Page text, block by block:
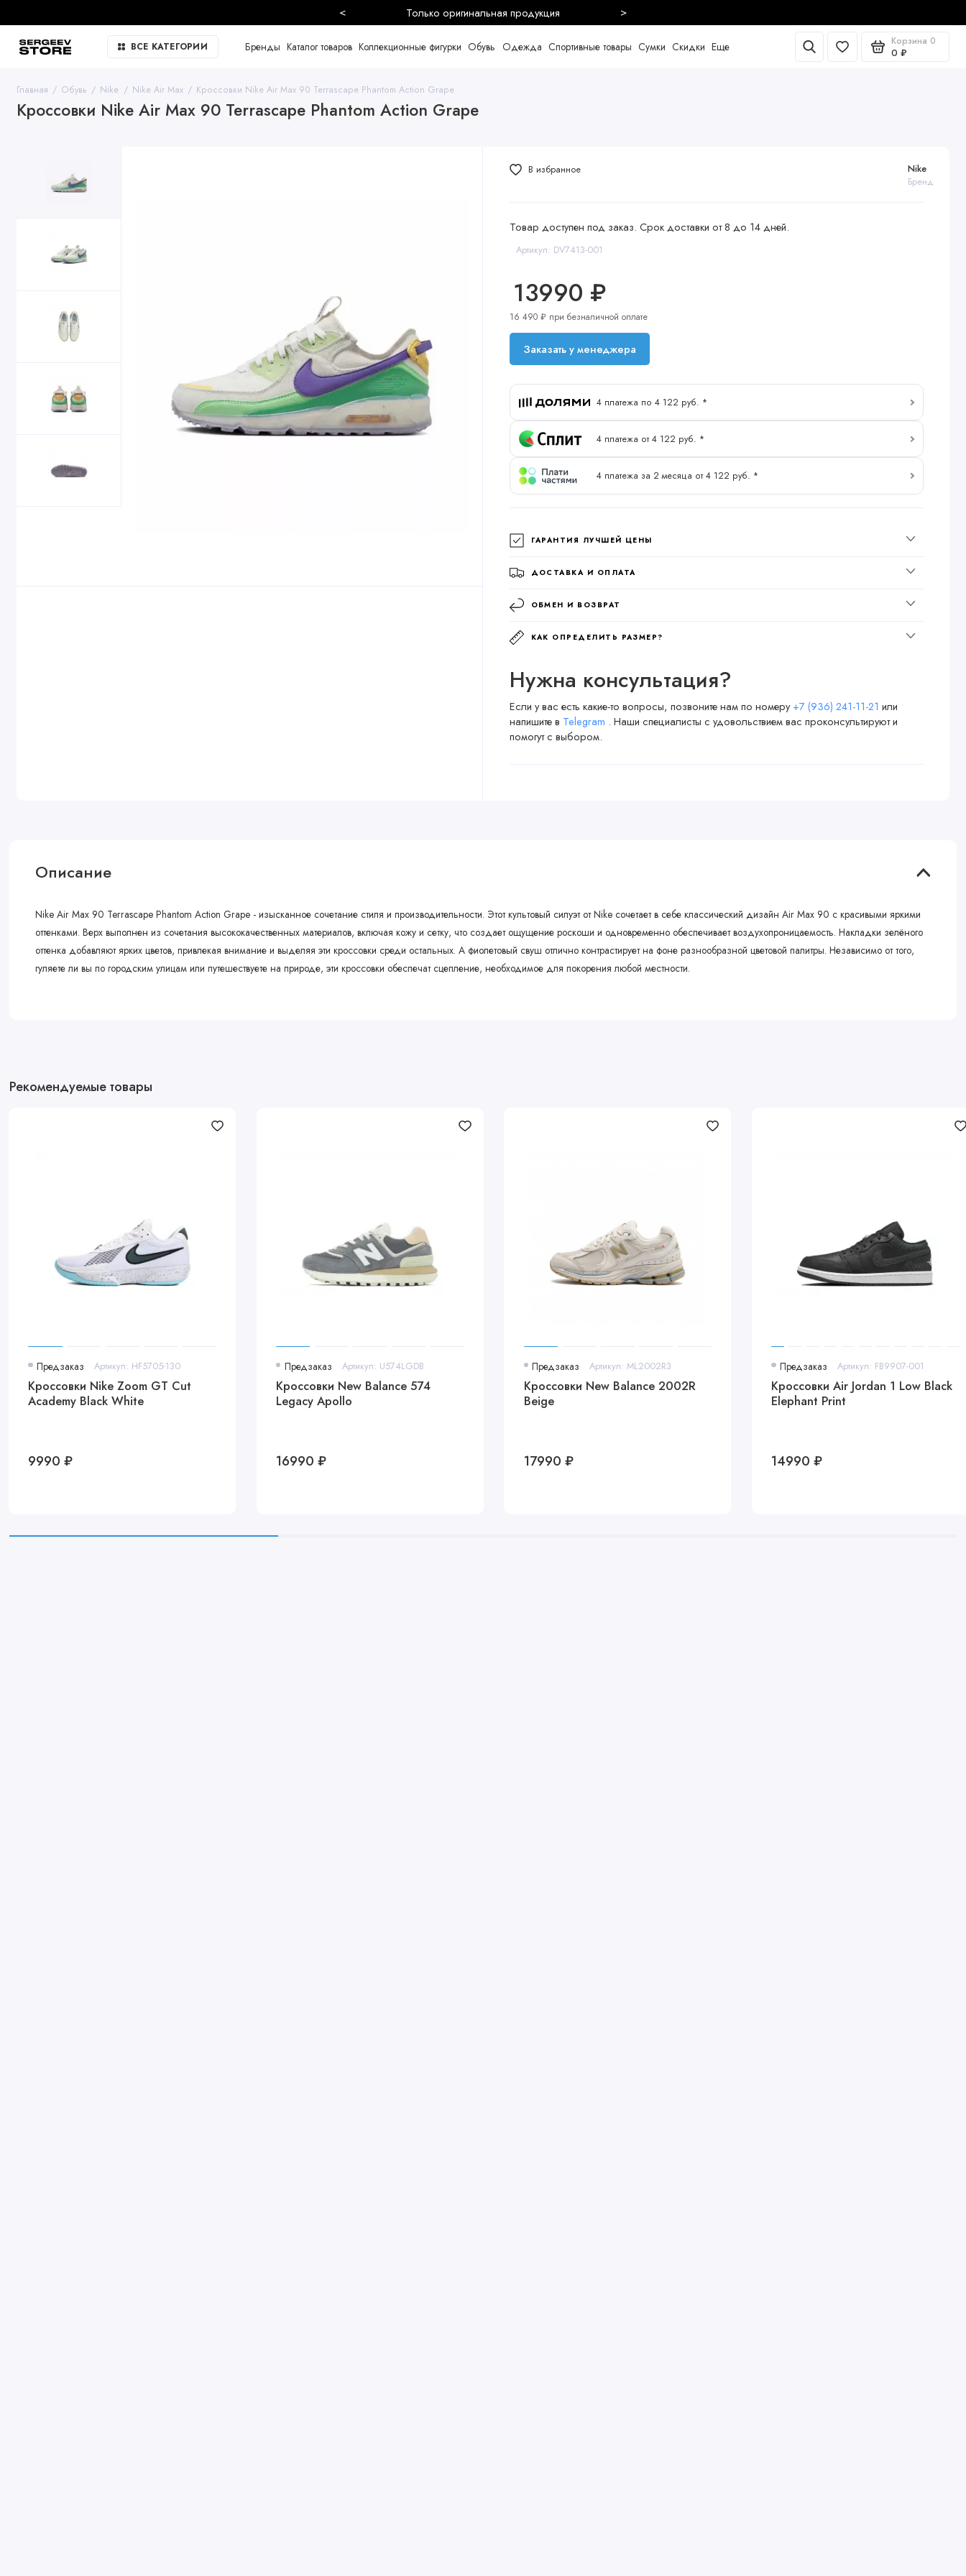
Безопасная и быстрая доставка
< >
ВСЕ КАТЕГОРИИ Бренды Каталог товаров Коллекционные фигурки Обувь Одежда Спортивные товары Сумки Скидки Еще Корзина 0
0 ₽
Главная Обувь Nike Nike Air Max Кроссовки Nike Air Max 90 Terrascape Phantom Action Grape
Кроссовки Nike Air Max 90 Terrascape Phantom Action Grape
Товар доступен под заказ. Срок доставки от 8 до 14 дней.
Артикул: DV7413-001
Nike
Бренд
13990 ₽
16 490 ₽ при безналичной оплате
Заказать у менеджера
4 платежа по 4 122 руб. *
4 платежа от 4 122 руб. *
4 платежа за 2 месяца от 4 122 руб. *
В избранное
ГАРАНТИЯ ЛУЧШЕЙ ЦЕНЫ
ДОСТАВКА И ОПЛАТА
ОБМЕН И ВОЗВРАТ
КАК ОПРЕДЕЛИТЬ РАЗМЕР?
Нужна консультация?
Если у вас есть какие-то вопросы, позвоните нам по номеру+7 (936) 241-11-21 или
напишите в Telegram . Наши специалисты с удовольствием вас проконсультируют и
помогут с выбором.
Описание
Nike Air Max 90 Terrascape Phantom Action Grape - изысканное сочетание стиля и производительности. Этот культовый силуэт от Nike сочетает в себе классический дизайн Air Max 90 с красивыми яркими
оттенками. Верх выполнен из сочетания высококачественных материалов, включая кожу и сетку, что создает ощущение роскоши и одновременно обеспечивает воздухопроницаемость. Накладки зелёного
оттенка добавляют ярких цветов, привлекая внимание и выделяя эти кроссовки среди остальных. А фиолетовый свуш отлично контрастирует на фоне разнообразной цветовой палитры. Независимо от того,
гуляете ли вы по городским улицам или путешествуете на природе, эти кроссовки обеспечат сцепление, необходимое для покорения любой местности.
Рекомендуемые товары
Предзаказ Артикул: HF5705-130
Кроссовки Nike Zoom GT Cut
Academy Black White
9990 ₽
Предзаказ Артикул: U574LGDB
Кроссовки New Balance 574
Legacy Apollo
16990 ₽
Предзаказ Артикул: ML2002R3
Кроссовки New Balance 2002R
Beige
17990 ₽
Предзаказ Артикул: FB9907-001
Кроссовки Air Jordan 1 Low Black
Elephant Print
14990 ₽